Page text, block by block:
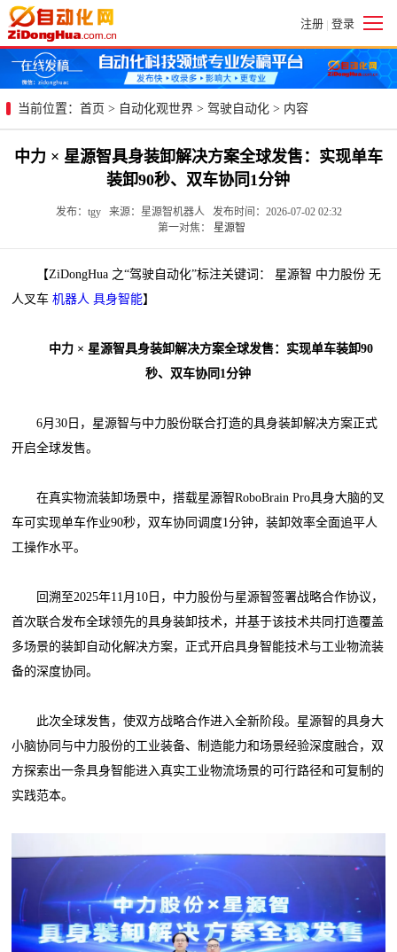
注册 | 登录
当前位置： 首页 > 自动化观世界 > 驾驶自动化 > 内容
中力 × 星源智具身装卸解决方案全球发售：实现单车
装卸90秒、双车协同1分钟
发布：tgy 来源：星源智机器人 发布时间：2026-07-02 02:32
第一对焦： 星源智
【ZiDongHua 之“驾驶自动化”标注关键词： 星源智 中力股份 无
人叉车机器人 具身智能】
中力 × 星源智具身装卸解决方案全球发售：实现单车装卸90
秒、双车协同1分钟
6月30日，星源智与中力股份联合打造的具身装卸解决方案正式
开启全球发售。
在真实物流装卸场景中，搭载星源智RoboBrain Pro具身大脑的叉
车可实现单车作业90秒，双车协同调度1分钟，装卸效率全面追平人
工操作水平。
回溯至2025年11月10日，中力股份与星源智签署战略合作协议，
首次联合发布全球领先的具身装卸技术，并基于该技术共同打造覆盖
多场景的装卸自动化解决方案，正式开启具身智能技术与工业物流装
备的深度协同。
此次全球发售，使双方战略合作进入全新阶段。星源智的具身大
小脑协同与中力股份的工业装备、制造能力和场景经验深度融合，双
方探索出一条具身智能进入真实工业物流场景的可行路径和可复制的
实践范本。